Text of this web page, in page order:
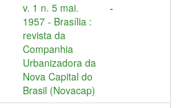
v. 1 n. 5 mai.
1957 - Brasília :
revista da
Companhia
Urbanizadora da
Nova Capital do
Brasil (Novacap)
-